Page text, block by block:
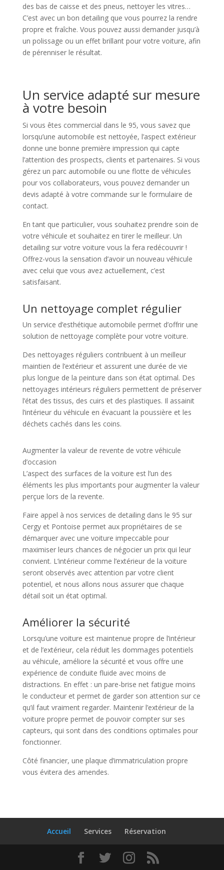
des bas de caisse et des pneus, nettoyer les vitres…
C’est avec un bon detailing que vous pourrez la rendre
propre et fraîche. Vous pouvez aussi demander jusqu’à
un polissage ou un effet brillant pour votre voiture, afin
de pérenniser le résultat.
Un service adapté sur mesure
à votre besoin
Si vous êtes commercial dans le 95, vous savez que
lorsqu’une automobile est nettoyée, l’aspect extérieur
donne une bonne première impression qui capte
l’attention des prospects, clients et partenaires. Si vous
gérez un parc automobile ou une flotte de véhicules
pour vos collaborateurs, vous pouvez demander un
devis adapté à votre commande sur le formulaire de
contact.
En tant que particulier, vous souhaitez prendre soin de
votre véhicule et souhaitez en tirer le meilleur. Un
detailing sur votre voiture vous la fera redécouvrir !
Offrez-vous la sensation d’avoir un nouveau véhicule
avec celui que vous avez actuellement, c’est
satisfaisant.
Un nettoyage complet régulier
Un service d’esthétique automobile permet d’offrir une
solution de nettoyage complète pour votre voiture.
Des nettoyages réguliers contribuent à un meilleur
maintien de l’extérieur et assurent une durée de vie
plus longue de la peinture dans son état optimal. Des
nettoyages intérieurs réguliers permettent de préserver
l’état des tissus, des cuirs et des plastiques. Il assainit
l’intérieur du véhicule en évacuant la poussière et les
déchets cachés dans les coins.
Augmenter la valeur de revente de votre véhicule
d’occasion
L’aspect des surfaces de la voiture est l’un des
éléments les plus importants pour augmenter la valeur
perçue lors de la revente.
Faire appel à nos services de detailing dans le 95 sur
Cergy et Pontoise permet aux propriétaires de se
démarquer avec une voiture impeccable pour
maximiser leurs chances de négocier un prix qui leur
convient. L’intérieur comme l’extérieur de la voiture
seront observés avec attention par votre client
potentiel, et nous allons nous assurer que chaque
détail soit un état optimal.
Améliorer la sécurité
Lorsqu’une voiture est maintenue propre de l’intérieur
et de l’extérieur, cela réduit les dommages potentiels
au véhicule, améliore la sécurité et vous offre une
expérience de conduite fluide avec moins de
distractions. En effet : un pare-brise net fatigue moins
le conducteur et permet de garder son attention sur ce
qu’il faut vraiment regarder. Maintenir l’extérieur de la
voiture propre permet de pouvoir compter sur ses
capteurs, qui sont dans des conditions optimales pour
fonctionner.
Côté financier, une plaque d’immatriculation propre
vous évitera des amendes.
Accueil Services Réservation